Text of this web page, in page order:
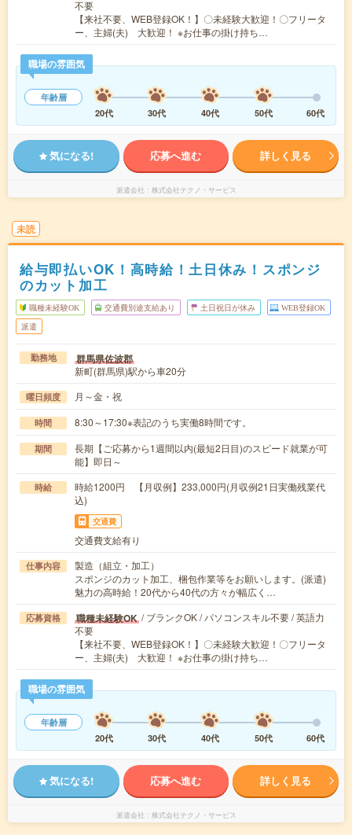
不要
【来社不要、WEB登録OK！】〇未経験大歓迎！〇フリータ
ー、主婦(夫) 大歓迎！ ※お仕事の掛け持ち…
職場の雰囲気
年齢層
20代
30代 40代 50代 60代
気になる! 応募へ進む 詳しく見る
派遣会社 株式会社テクノ・サービス
未読
給与即払いOK！高時給！土日休み！スポンジ
のカット加工
職種未経験OK 交通費別途支給あり 土日祝日が休み WEB登録OK
派遣
勤務地 群馬県佐波郡
新町(群馬県)駅から車20分
曜日頻度 月～金・祝
時間 8:30～17:30※表記のうち実働8時間です。
期間
長期【ご応募から1週間以内(最短2日目)のスピード就業が可
能】即日～
時給
時給1200円 【月収例】233,000円(月収例21日実働残業代
込)
交通費
交通費支給有り
仕事内容
製造（組立・加工）
スポンジのカット加工、梱包作業等をお願いします。(派遣)
魅力の高時給！20代から40代の方々が幅広く…
応募資格 職種未経験OK / ブランクOK / パソコンスキル不要 / 英語力
不要
【来社不要、WEB登録OK！】〇未経験大歓迎！〇フリータ
ー、主婦(夫) 大歓迎！ ※お仕事の掛け持ち…
職場の雰囲気
年齢層
20代
30代 40代 50代 60代
気になる! 応募へ進む 詳しく見る
派遣会社 株式会社テクノ・サービス